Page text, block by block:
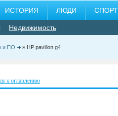
ИСТОРИЯ ЛЮДИ СПОРТ
Недвижимость
и ПО » HP pavilion g4
к оглавлению